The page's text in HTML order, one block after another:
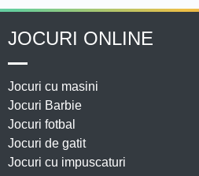
JOCURI ONLINE
Jocuri cu masini
Jocuri Barbie
Jocuri fotbal
Jocuri de gatit
Jocuri cu impuscaturi